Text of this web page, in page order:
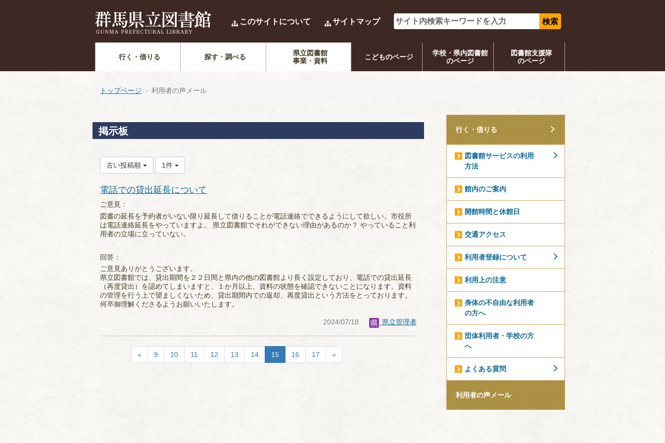
このサイトについて サイトマップ
行く・借りる 探す・調べる
県立図書館
事業・資料
こどものページ
学校・県内図書館
のページ
図書館支援隊
のページ
トップページ 利用者の声メール
掲示板
古い投稿順 1件
電話での貸出延長について
ご意見：
図書の延長を予約者がいない限り延長して借りることが電話連絡でできるようにして欲しい。市役所
は電話連絡延長をやっていますよ。 県立図書館でそれができない理由があるのか？ やっていること利
用者の立場に立っていない。
回答：
ご意見ありがとうございます。
県立図書館では、貸出期間を２２日間と県内の他の図書館より長く設定しており、電話での貸出延長
（再度貸出）を認めてしまいますと、１か月以上、資料の状態を確認できないことになります。資料
の管理を行う上で望ましくないため、貸出期間内での返却、再度貸出という方法をとっております。
何卒御理解くださるようお願いいたします。
2024/07/18 県立管理者
« 9 10 11 12 13 14 15 16 17 »
行く・借りる
図書館サービスの利用
方法
館内のご案内
開館時間と休館日
交通アクセス
利用者登録について
利用上の注意
身体の不自由な利用者
の方へ
団体利用者・学校の方
へ
よくある質問
利用者の声メール